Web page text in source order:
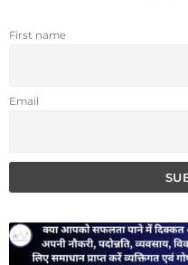
First name
Email